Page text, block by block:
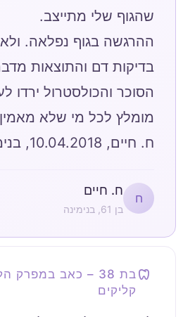
ההרגשה בגוף נפלאה.
בדיקות דם והתוצאות
ח. חיים, 10.04.2018, בנימינה
ח
ח. חיים
בן 61, בנימינה
קליקים